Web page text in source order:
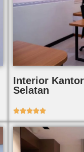
Interior
Selatan
